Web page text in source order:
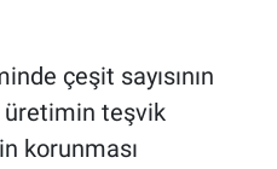
çeşit sayısının
üretimin teşvik
korunması